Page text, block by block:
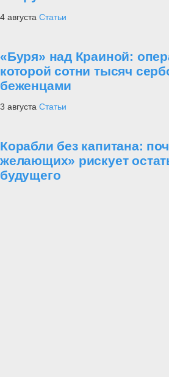
4 августа Статьи
«Буря» над Краиной:
которой сотни тысяч
беженцами
3 августа Статьи
Корабли без капитана:
желающих» рискует
будущего